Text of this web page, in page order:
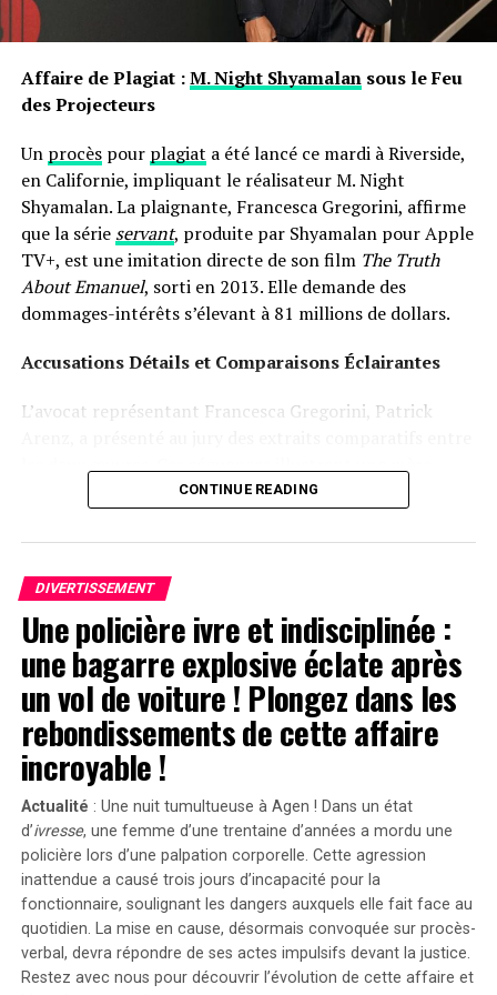
les prénoms ne sont pas simplement des désignations ;
ils portent avec eux des récits et influencent nos
interactions sociales depuis notre enfance jusqu’à l’âge
adulte.
Affaire de Plagiat :M. Night Shyamalansous le Feu
des Projecteurs
Un procèspour plagiat a été lancé ce mardi à Riverside,
en Californie, impliquant le réalisateur M. Night
Shyamalan. La plaignante, Francesca Gregorini, affirme
que la série servant, produite par Shyamalan pour Apple
TV+, est une imitation directe de son film The Truth
About Emanuel, sorti en 2013. Elle demande des
dommages-intérêts s’élevant à 81 millions de dollars.
Accusations Détails et Comparaisons Éclairantes
L’avocat représentant Francesca Gregorini, Patrick
prenant soin d’une poupée comme si c’était un véritable
flagrant », a-t-il déclaré devant le jury selon
Variety. »SansEmanuel
Divergences dans les Arguments Juridiques
En réponse aux allégations portées contre lui, l’équipe
juridique défendant Shyamalan soutient que Tony
Basgallop, le créateur britannique derrière la série
Servant, avait commencé à développer ce projet bien
avant la sortie du film de Francesca Gregorini.
« Elle cherche simplement à tirer profit d’un travail
qu’elle n’a pas conçu », a affirmé l’avocate Brittany
Amadi lors du procès.En 2020, une première plainte
avait été rejetée ; néanmoins, la cour d’appel avait
rouvert l’affaire en considérant qu’il existait un débat
légitime concernant les « similarités substantielles »
entre les deux œuvres.Cette affaire soulève des
CONTINUE READING
DIVERTISSEMENT
Une policière ivre et indisciplinée :
une bagarre explosive éclate après
un vol de voiture ! Plongez dans les
rebondissements de cette affaire
incroyable !
Actualité : Une nuit tumultueuse à Agen ! Dans un état
d’ivresse, une femme d’une trentaine d’années a mordu une
policière lors d’une palpation corporelle. Cette agression
inattendue a causé trois jours d’incapacité pour la
fonctionnaire, soulignant les dangers auxquels elle fait face au
quotidien. La mise en cause, désormais convoquée sur procès-
verbal, devra répondre de ses actes impulsifs devant la justice.
Restez avec nous pour découvrir l’évolution de cette affaire et